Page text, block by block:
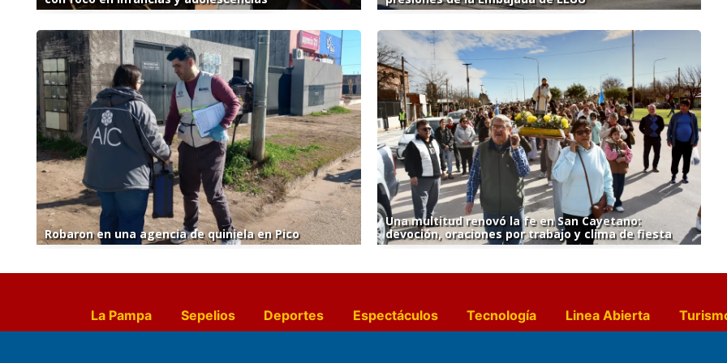
Robaron en una agencia de quiniela en Pico
Una multitud renovó la fe en San Cayetano:
devoción, oraciones por trabajo y clima de fiesta
La Pampa Sepelios Deportes Espectáculos Tecnología Linea Abierta